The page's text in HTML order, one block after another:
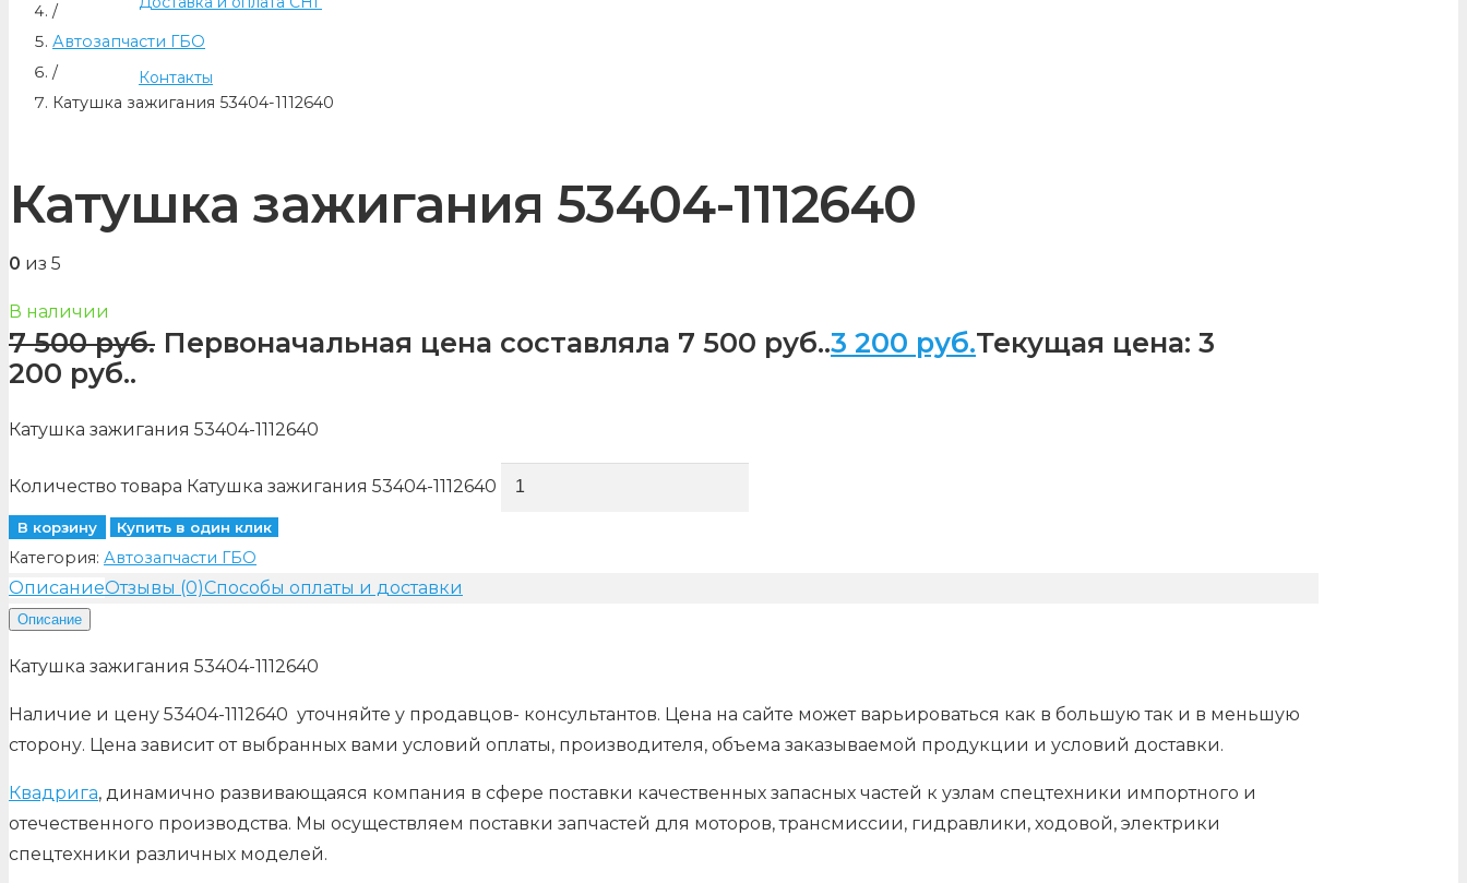
Контакты
/
Автозапчасти ГБО
/
Катушка зажигания 53404-1112640
Катушка зажигания 53404-1112640
0 из 5
В наличии
7 500руб. Первоначальная цена составляла 7 500 руб..3 200 руб.Текущая цена: 3
200 руб..
Катушка зажигания 53404-1112640
Количество товара Катушка зажигания 53404-1112640
В корзину Купить в один клик
Категория: Автозапчасти ГБО
ОписаниеОтзывы (0)Способы оплаты и доставки
Описание
Катушка зажигания 53404-1112640
Наличие и цену 53404-1112640 уточняйте у продавцов- консультантов. Цена на сайте может варьироваться как в большую так и в меньшую
сторону. Цена зависит от выбранных вами условий оплаты, производителя, объема заказываемой продукции и условий доставки.
Квадрига, динамично развивающаяся компания в сфере поставки качественных запасных частей к узлам спецтехники импортного и
отечественного производства. Мы осуществляем поставки запчастей для моторов, трансмиссии, гидравлики, ходовой, электрики
спецтехники различных моделей.